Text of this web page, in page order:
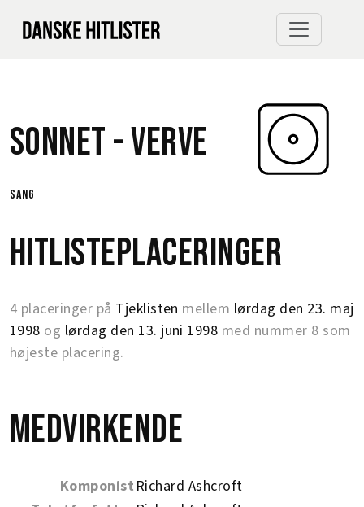
Sonnet -Verve
sang
Hitlisteplaceringer
4 placeringer på Tjeklisten mellem lørdag den 23. maj
1998 og lørdag den 13. juni 1998 med nummer 8 som
højeste placering.
Medvirkende
Komponist Richard Ashcroft